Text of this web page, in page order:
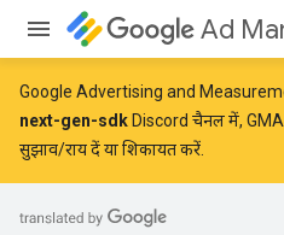
Ad
Google Advertising and
next-gen-sdk Discord चैनल में,
सुझाव/राय दें या शिकायत करें.